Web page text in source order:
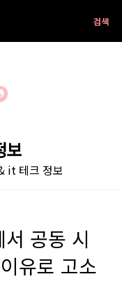
보
it 테크 정보
공동 시
유로 고소